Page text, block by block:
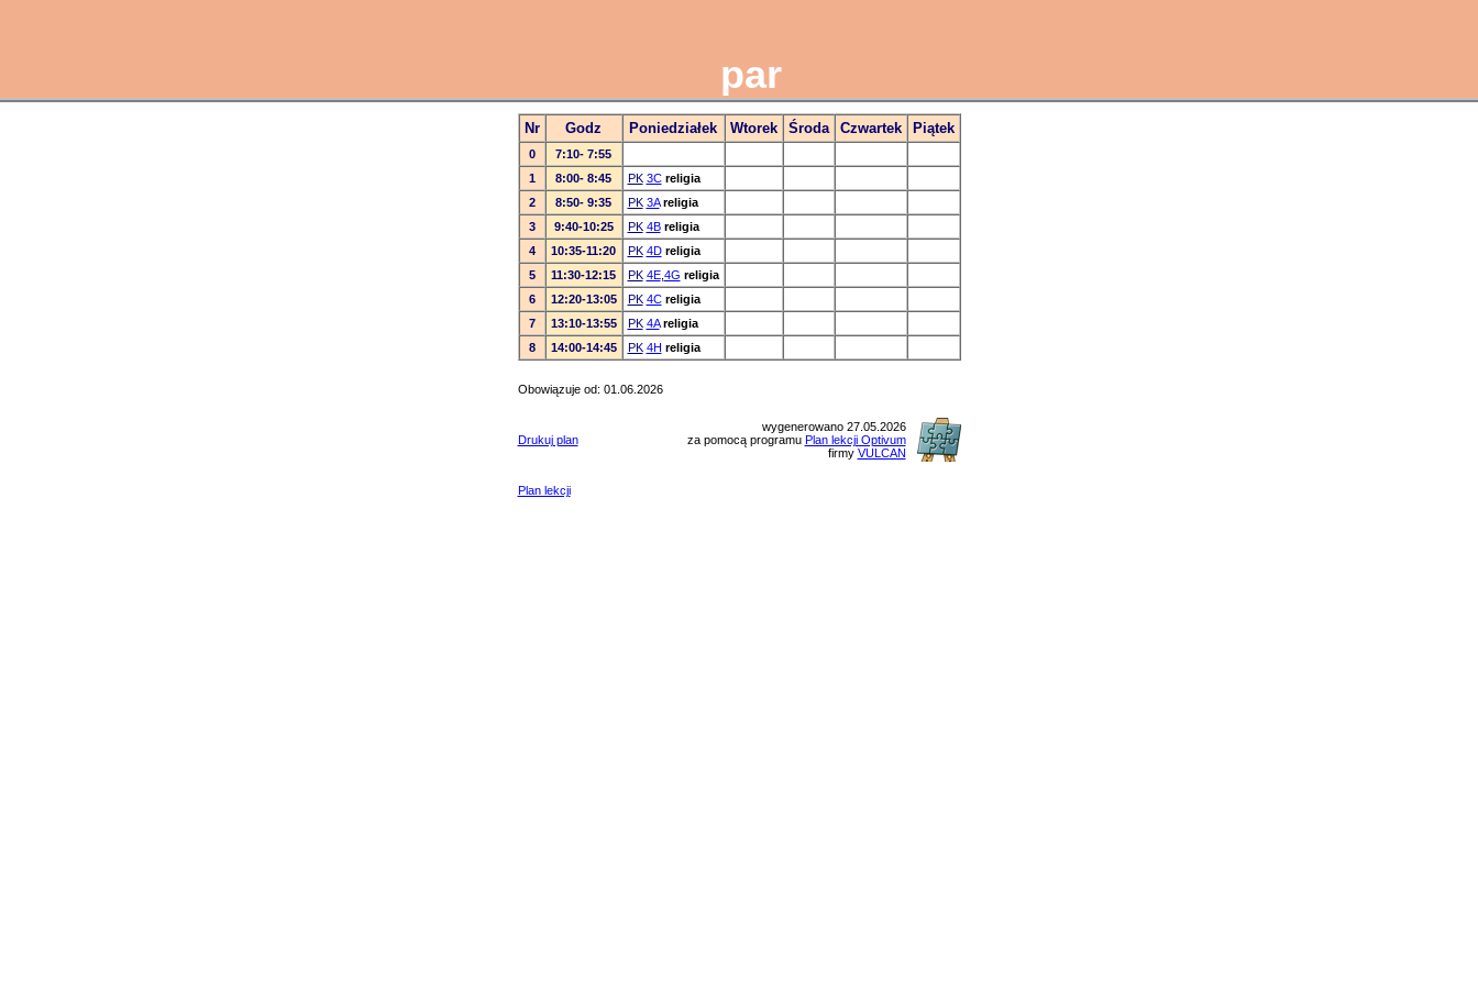
par
Nr Godz Poniedziałek Wtorek Środa Czwartek Piątek
0
7:10- 7:55
1
8:00- 8:45 PK 3C religia
2
8:50- 9:35 PK 3A religia
3
9:40-10:25 PK 4B religia
4
10:35-11:20 PK 4D religia
5
11:30-12:15 PK 4E, 4G religia
6
12:20-13:05 PK 4C religia
7
13:10-13:55 PK 4A religia
8
14:00-14:45 PK 4H religia
Obowiązuje od: 01.06.2026
Drukuj plan
wygenerowano 27.05.2026
za pomocą programu Plan lekcji Optivum
firmy VULCAN
Plan lekcji